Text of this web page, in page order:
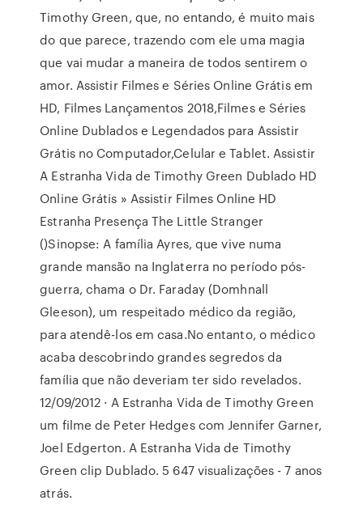
Timothy Green, que, no entando, é muito mais
do que parece, trazendo com ele uma magia
que vai mudar a maneira de todos sentirem o
amor. Assistir Filmes e Séries Online Grátis em
HD, Filmes Lançamentos 2018,Filmes e Séries
Online Dublados e Legendados para Assistir
Grátis no Computador,Celular e Tablet. Assistir
A Estranha Vida de Timothy Green Dublado HD
Online Grátis » Assistir Filmes Online HD
Estranha Presença The Little Stranger
()Sinopse: A família Ayres, que vive numa
grande mansão na Inglaterra no período pós-
guerra, chama o Dr. Faraday (Domhnall
Gleeson), um respeitado médico da região,
para atendê-los em casa.No entanto, o médico
acaba descobrindo grandes segredos da
família que não deveriam ter sido revelados.
12/09/2012 · A Estranha Vida de Timothy Green
um filme de Peter Hedges com Jennifer Garner,
Joel Edgerton. A Estranha Vida de Timothy
Green clip Dublado. 5 647 visualizações - 7 anos
atrás.